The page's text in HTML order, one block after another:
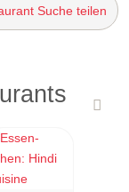
Suche teilen